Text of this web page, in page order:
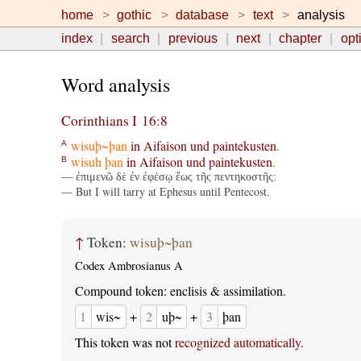
home gothic database text
analysis
index
search previous next chapter
Word analysis
Corinthians I 16:8
A wisuþ~þan in Aifaison und paintekusten.
B wisuh þan in Aifaison und paintekusten.
— ἐπιμενῶ δὲ ἐν ἐφέσῳ ἕως τῆς πεντηκοστῆς:
— But I will tarry at Ephesus until Pentecost.
↑ Token: wisuþ~þan
Codex Ambrosianus A
Compound token: enclisis & assimilation.
1
wis~ + 2 uþ~ + 3
þan
This token was notrecognized automatically.